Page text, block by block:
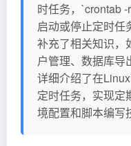
时任务，`crontab
启动或停止定时任
补充了相关知识，
户管理、数据库导
详细介绍了在
定时任务，实现定
境配置和脚本编写